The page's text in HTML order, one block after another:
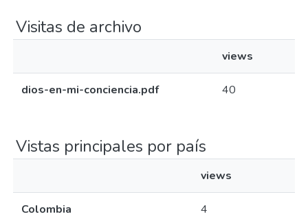
Visitas de archivo
views
dios-en-mi-conciencia.pdf 40
Vistas principales por país
views
Colombia 4